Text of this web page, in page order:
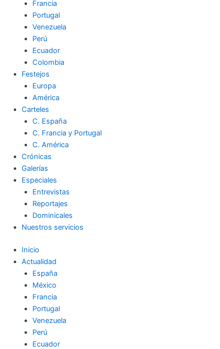
Francia
Portugal
Venezuela
Perú
Ecuador
Colombia
Festejos
Europa
América
Carteles
C. España
C. Francia y Portugal
C. América
Crónicas
Galerías
Especiales
Entrevistas
Reportajes
Dominicales
Nuestros servicios
Inicio
Actualidad
España
México
Francia
Portugal
Venezuela
Perú
Ecuador